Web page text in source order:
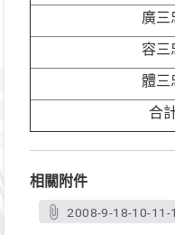
廣三
容三
體三
合
相關附件
2008-9-18-10-11-